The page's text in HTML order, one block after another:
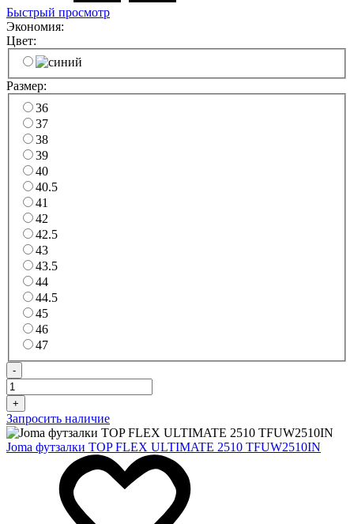
Быстрый просмотр
Экономия:
Цвет:
Размер:
36
37
38
39
40
40.5
41
42
42.5
43
43.5
44
44.5
45
46
47
-
+
Запросить наличие
Joma футзалки TOP FLEX ULTIMATE 2510 TFUW2510IN